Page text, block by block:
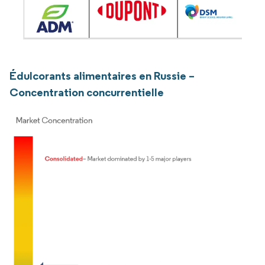
Édulcorants alimentaires en Russie –
Concentration concurrentielle